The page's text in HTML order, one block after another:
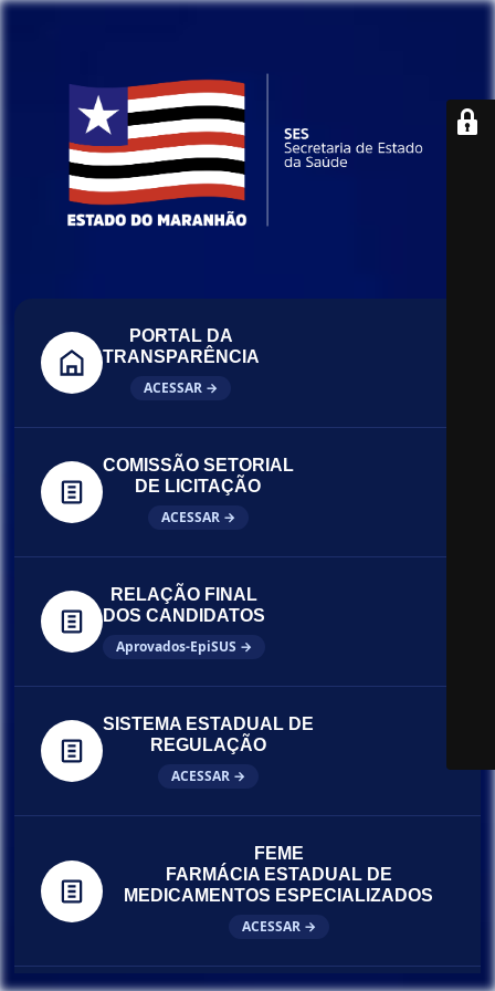
PORTAL DA
TRANSPARÊNCIA
ACESSAR →
COMISSÃO SETORIAL
DE LICITAÇÃO
ACESSAR →
RELAÇÃO FINAL
DOS CANDIDATOS
Aprovados-EpiSUS →
SISTEMA ESTADUAL DE
REGULAÇÃO
ACESSAR →
FEME
FARMÁCIA ESTADUAL DE
MEDICAMENTOS ESPECIALIZADOS
ACESSAR →